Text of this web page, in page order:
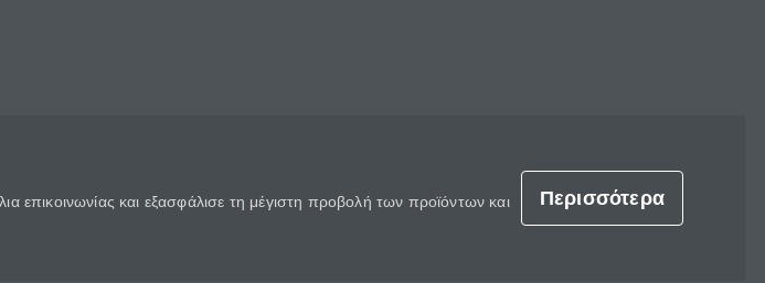
και εξασφάλισε τη μέγιστη προβολή των προϊόντων και
Περισσότερα